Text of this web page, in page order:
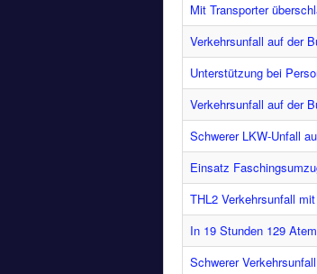
Mit Transporter
Verkehrsunfall auf der
Unterstützung bei
Verkehrsunfall auf der
Schwerer LKW-Unfall
Einsatz
THL2 Verkehrsunfall
In 19 Stunden 129
Schwerer